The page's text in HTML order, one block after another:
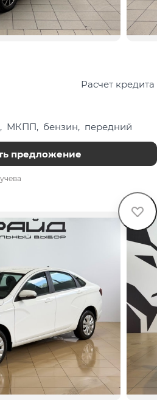
Расчет кредита
МКПП, бензин, передний
предложение